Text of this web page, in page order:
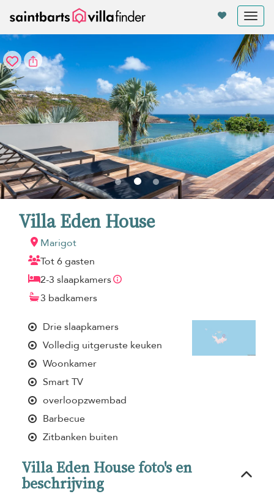
Villa Eden House
Marigot
Tot 6 gasten
2-3 slaapkamers
3 badkamers
Drie slaapkamers
Volledig uitgeruste keuken
Woonkamer
Smart TV
overloopzwembad
Barbecue
Zitbanken buiten
Villa Eden House foto's en
beschrijving
Cookies beheer paneel